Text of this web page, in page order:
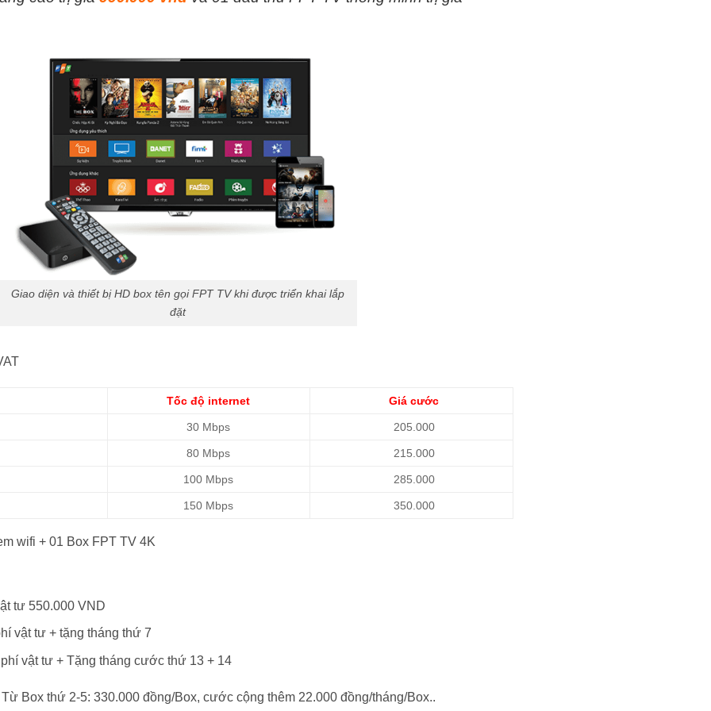
Giao diện và thiết bị HD box tên gọi FPT TV khi được triển khai lắp
đặt
Tốc độ internet Giá cước
30 Mbps 205.000
80 Mbps 215.000
100 Mbps 285.000
150 Mbps 350.000
wifi + 01 Box FPT TV 4K
tư 550.000 VND
vật tư + tặng tháng thứ 7
vật tư + Tặng tháng cước thứ 13 + 14
Box thứ 2-5: 330.000 đồng/Box, cước cộng thêm 22.000 đồng/tháng/Box..